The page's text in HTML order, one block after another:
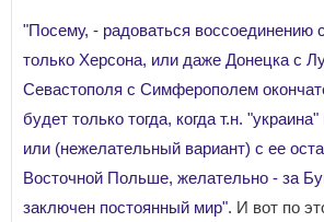
"Посему, - радоваться воссоединению
только Херсона, или даже Донецка с
Севастополя с Симферополем
будет только тогда, когда т.н.
или (нежелательный вариант) с ее
Восточной Польше, желательно - за
заключен постоянный мир". И вот по